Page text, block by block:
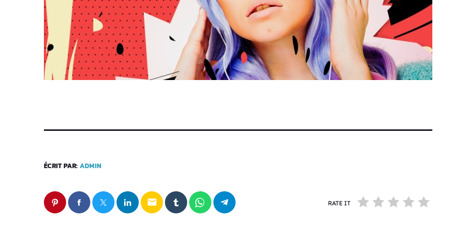
ÉCRIT PAR: ADMIN
email RATE IT